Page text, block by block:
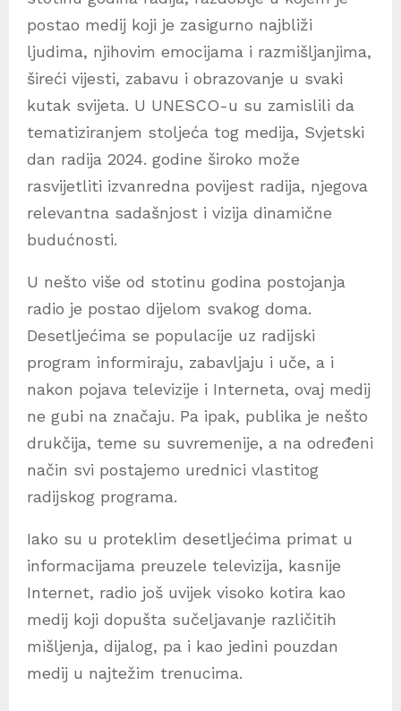
postao medij koji je zasigurno najbliži
ljudima, njihovim emocijama i razmišljanjima,
šireći vijesti, zabavu i obrazovanje u svaki
kutak svijeta. U UNESCO-u su zamislili da
tematiziranjem stoljeća tog medija, Svjetski
dan radija 2024. godine široko može
rasvijetliti izvanredna povijest radija, njegova
relevantna sadašnjost i vizija dinamične
budućnosti.
U nešto više od stotinu godina postojanja
radio je postao dijelom svakog doma.
Desetljećima se populacije uz radijski
program informiraju, zabavljaju i uče, a i
nakon pojava televizije i Interneta, ovaj medij
ne gubi na značaju. Pa ipak, publika je nešto
drukčija, teme su suvremenije, a na određeni
način svi postajemo urednici vlastitog
radijskog programa.
Iako su u proteklim desetljećima primat u
informacijama preuzele televizija, kasnije
Internet, radio još uvijek visoko kotira kao
medij koji dopušta sučeljavanje različitih
mišljenja, dijalog, pa i kao jedini pouzdan
medij u najtežim trenucima.